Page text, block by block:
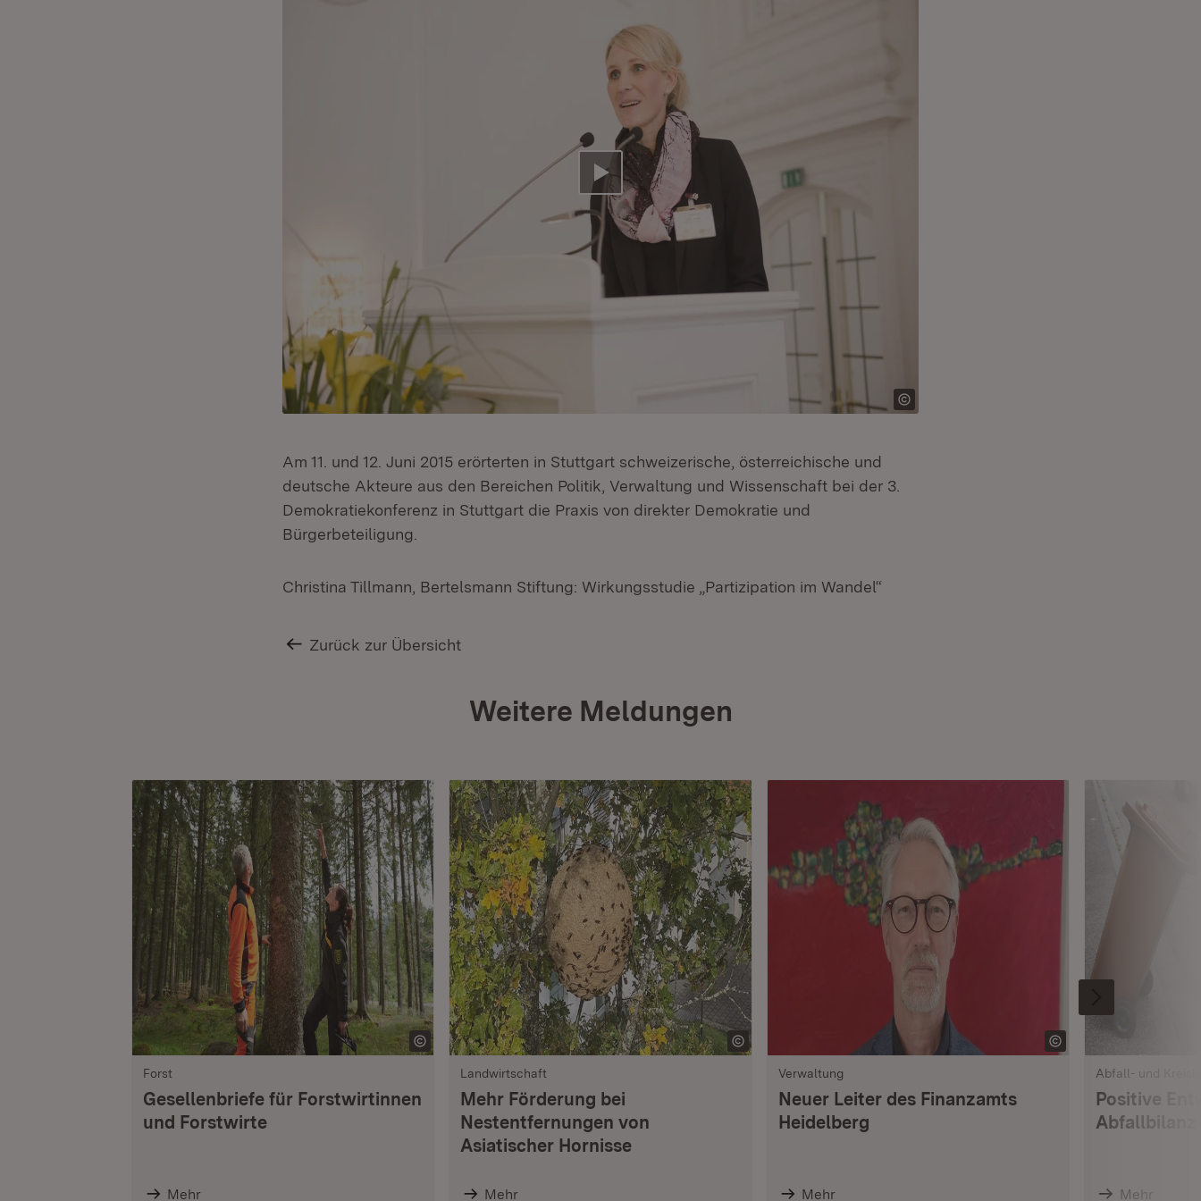
Video abspielen
Am 11. und 12. Juni 2015 erörterten in Stuttgart schweizerische, österreichische und
deutsche Akteure aus den Bereichen Politik, Verwaltung und Wissenschaft bei der 3.
Demokratiekonferenz in Stuttgart die Praxis von direkter Demokratie und
Bürgerbeteiligung.
Christina Tillmann, Bertelsmann Stiftung: Wirkungsstudie „Partizipation im Wandel“
Zurück zur Übersicht
Weitere Meldungen
Forst
Gesellenbriefe für Forstwirtinnen
und Forstwirte
Mehr
Landwirtschaft
Mehr Förderung bei
Nestentfernungen von
Asiatischer Hornisse
Mehr
Verwaltung
Neuer Leiter des Finanzamts
Heidelberg
Mehr
Abfall- und
Positive
Abfallbilanz
Mehr